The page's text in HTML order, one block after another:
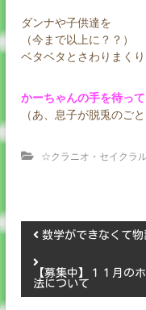
ダンナや子供達を
（今まで以上に？？）
ベタベタとさわりまく
かーちゃんの手を待って
（あ、息子が脱兎のご
☆クラニオ・セイクラ
投
稿
数学ができなくて物
【募集中】１１月の
法について